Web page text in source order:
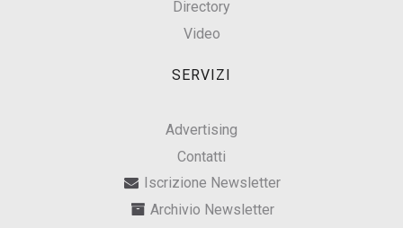
Directory
Video
SERVIZI
Advertising
Contatti
Iscrizione Newsletter
Archivio Newsletter